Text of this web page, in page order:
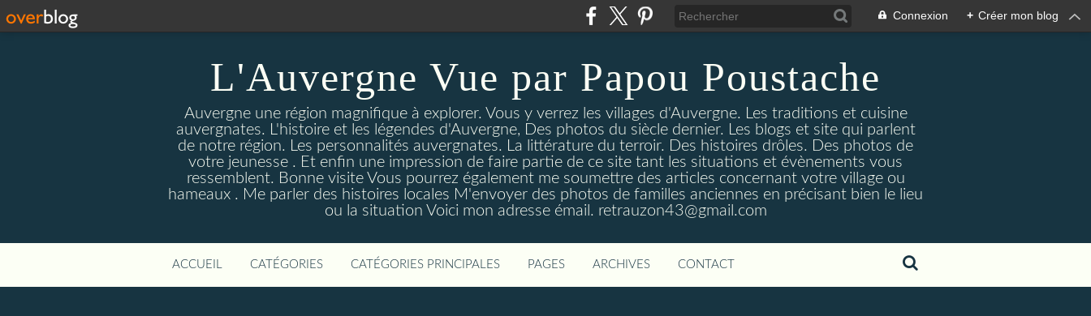
Connexion + Créer mon blog
L'Auvergne Vue par Papou Poustache
Auvergne une région magnifique à explorer. Vous y verrez les villages d'Auvergne. Les traditions et cuisine
auvergnates. L'histoire et les légendes d'Auvergne, Des photos du siècle dernier. Les blogs et site qui parlent
de notre région. Les personnalités auvergnates. La littérature du terroir. Des histoires drôles. Des photos de
votre jeunesse . Et enfin une impression de faire partie de ce site tant les situations et évènements vous
ressemblent. Bonne visite Vous pourrez également me soumettre des articles concernant votre village ou
hameaux . Me parler des histoires locales M'envoyer des photos de familles anciennes en précisant bien le lieu
ou la situation Voici mon adresse émail. retrauzon43@gmail.com
ACCUEIL CATÉGORIES CATÉGORIES PRINCIPALES PAGES ARCHIVES CONTACT